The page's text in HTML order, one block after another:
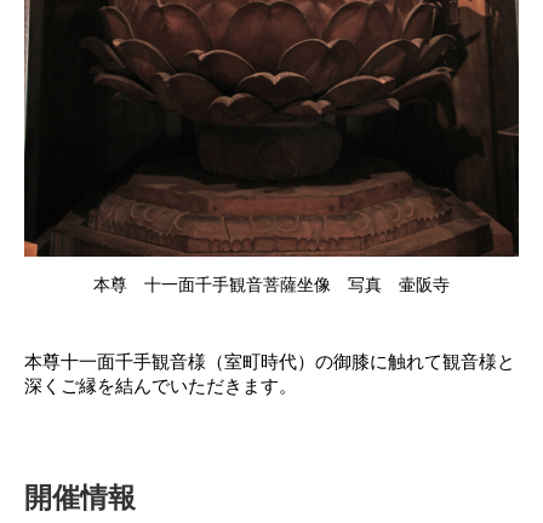
本尊 十一面千手観音菩薩坐像 写真 壷阪寺
本尊十一面千手観音様（室町時代）の御膝に触れて観音様と
深くご縁を結んでいただきます。
開催情報